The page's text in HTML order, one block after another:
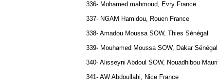
336- Mohamed mahmoud, Evry France
337- NGAM Hamidou, Rouen France
338- Amadou Moussa SOW, Thies Sénégal
339- Mouhamed Moussa SOW, Dakar Sénégal
340- Alisseyni Abdoul SOW, Nouadhibou
341- AW Abdoullahi, Nice France